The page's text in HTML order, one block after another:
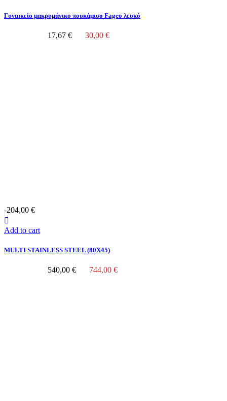
Γυναικείο μακρυμάνικο πουκάμισο Fageo λευκό
17,67 € 30,00 €
-204,00 €
Add to cart
MULTI STAINLESS STEEL (80Χ45)
540,00 € 744,00 €